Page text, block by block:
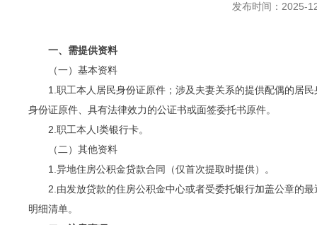
发布时间：2025-
一、 需提供资料
（一）基本资料
1.职工本人居民身份证原件；涉及夫妻关系的提供配偶的居
身份证原件、具有法律效力的公证书或面签委托书原件。
2.职工本人I类银行卡。
（二）其他资料
1.异地住房公积金贷款合同（仅首次提取时提供）。
2.由发放贷款的住房公积金中心或者受委托银行加盖公章的
明细清单。